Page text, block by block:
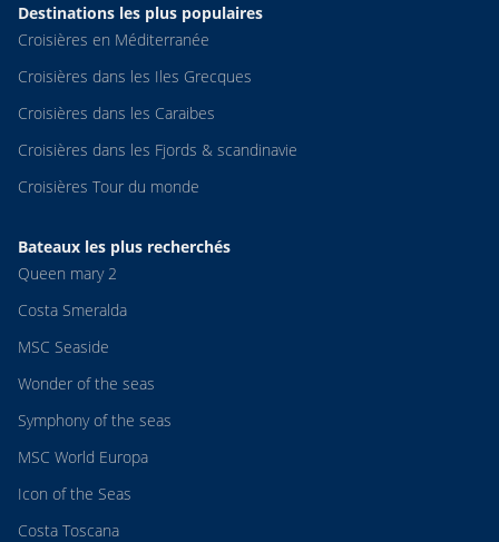
Destinations les plus populaires
Croisières en Méditerranée
Croisières dans les Iles Grecques
Croisières dans les Caraibes
Croisières dans les Fjords & scandinavie
Croisières Tour du monde
Bateaux les plus recherchés
Queen mary 2
Costa Smeralda
MSC Seaside
Wonder of the seas
Symphony of the seas
MSC World Europa
Icon of the Seas
Costa Toscana